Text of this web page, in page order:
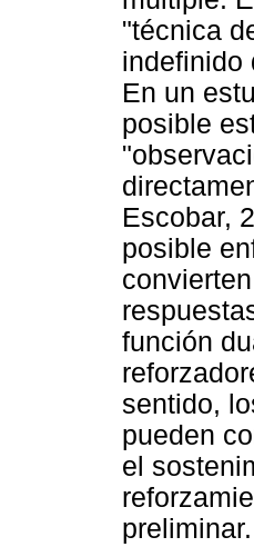
"técnica
indefinido
En un
posible
Escobar,
posible
función
sentido,
pueden
el
preliminar.